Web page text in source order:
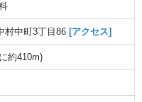
村中町3丁目86 [アクセス]
約410m)